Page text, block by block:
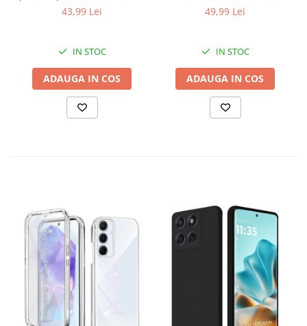
cu kit de montare inclus -
Protectie Anti-Zgarieturi si
43,99 Lei
IN STOC
ADAUGA IN COS
Securizată Full Cover cu
49,99 Lei
IN STOC
ADAUGA IN COS